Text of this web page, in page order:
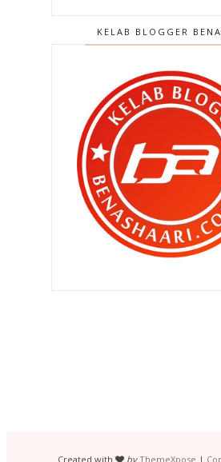
►Disember 2011(303)
Oktober 2011(418)
►September 2011 (390)
►
Ogos 2011
▼
Julai 2011
(396)
" Mati ? Ala.. nanti nanti
mati.. boleh ...
" Yer , betul.. korang
.. "
Sengaja nak bagi
KELAB BLOGGER
Created with by ThemeXpose |